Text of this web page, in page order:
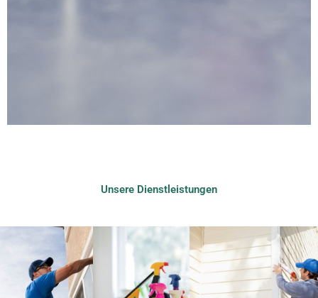
Unsere Dienstleistungen